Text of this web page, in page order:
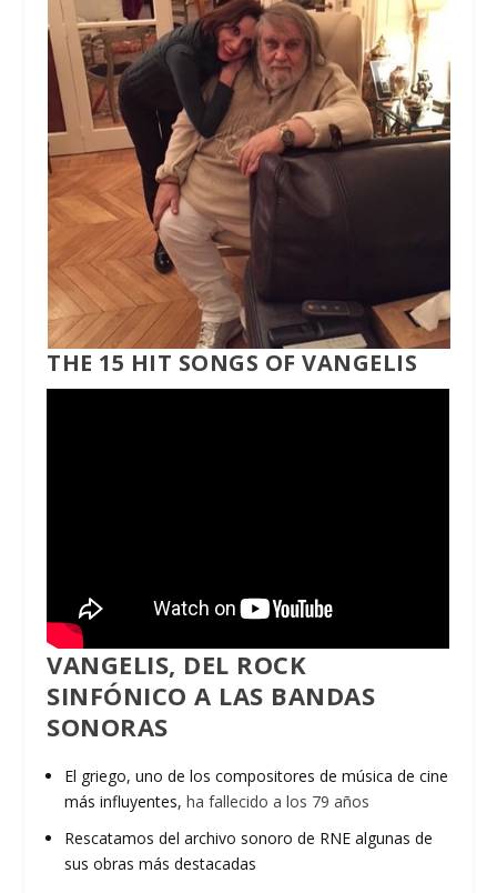
THE 15 HIT SONGS OF VANGELIS
VANGELIS, DEL ROCK
SINFÓNICO A LAS BANDAS
SONORAS
El griego, uno de los compositores de música de cine
más influyentes,ha fallecido a los 79 años
Rescatamos del archivo sonoro de RNE algunas de
sus obras más destacadas